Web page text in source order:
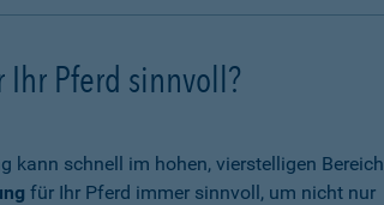
Ihr Pferd sinnvoll?
kann schnell im hohen, vierstelligen Bereich
für Ihr Pferd immer sinnvoll, um nicht nur